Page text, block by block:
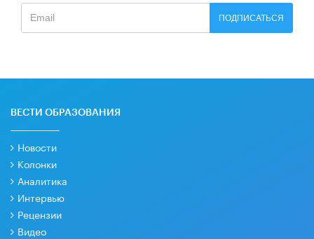
ПОДПИСАТЬСЯ
ВЕСТИ ОБРАЗОВАНИЯ
Новости
Колонки
Аналитика
Интервью
Рецензии
Видео